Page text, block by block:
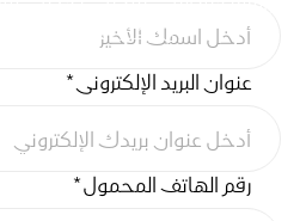
أي وقت عن طريق
عنوان البريد الإلكتروني*
رقم الهاتف المحمول*